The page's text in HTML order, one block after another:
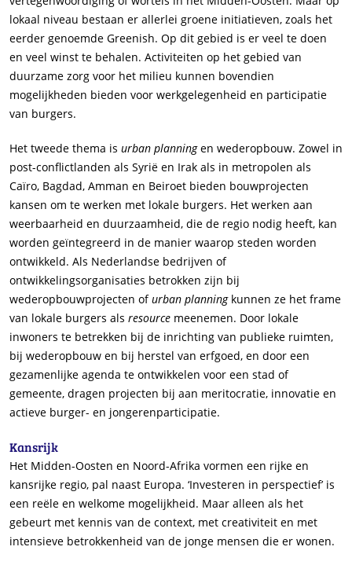
lokaal niveau bestaan er allerlei groene initiatieven, zoals het
eerder genoemde Greenish. Op dit gebied is er veel te doen
en veel winst te behalen. Activiteiten op het gebied van
duurzame zorg voor het milieu kunnen bovendien
mogelijkheden bieden voor werkgelegenheid en participatie
van burgers.
Het tweede thema is urban planningen wederopbouw. Zowel in
post-conflictlanden als Syrië en Irak als in metropolen als
Caïro, Bagdad, Amman en Beiroet bieden bouwprojecten
kansen om te werken met lokale burgers. Het werken aan
weerbaarheid en duurzaamheid, die de regio nodig heeft, kan
worden geïntegreerd in de manier waarop steden worden
ontwikkeld. Als Nederlandse bedrijven of
ontwikkelingsorganisaties betrokken zijn bij
wederopbouwprojecten ofurban planningkunnen ze het frame
van lokale burgers als resource meenemen. Door lokale
inwoners te betrekken bij de inrichting van publieke ruimten,
bij wederopbouw en bij herstel van erfgoed, en door een
gezamenlijke agenda te ontwikkelen voor een stad of
gemeente, dragen projecten bij aan meritocratie, innovatie en
actieve burger- en jongerenparticipatie.
Kansrijk
Het Midden-Oosten en Noord-Afrika vormen een rijke en
kansrijke regio, pal naast Europa. ‘Investeren in perspectief’ is
een reële en welkome mogelijkheid. Maar alleen als het
gebeurt met kennis van de context, met creativiteit en met
intensieve betrokkenheid van de jonge mensen die er wonen.